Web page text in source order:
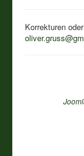
Korrekturen